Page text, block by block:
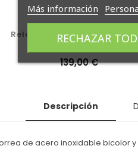
Reloj Lotus Hombre
18856/3
Precio
139,00 €
Descripción
de acero inoxidable bicolor
Más información
RECHAZAR